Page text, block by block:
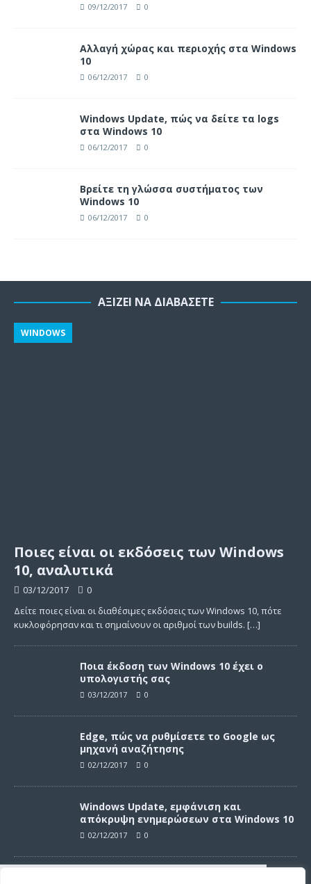
09/12/2017 0
Αλλαγή χώρας και περιοχής στα Windows
10
06/12/2017 0
Windows Update, πώς να δείτε τα logs
στα Windows 10
06/12/2017 0
Βρείτε τη γλώσσα συστήματος των
Windows 10
06/12/2017 0
ΑΞΊΖΕΙ ΝΑ ΔΙΑΒΆΣΕΤΕ
Ποιες είναι οι εκδόσεις των Windows
10, αναλυτικά
WINDOWS
03/12/2017
0
Δείτε ποιες είναι οι διαθέσιμες εκδόσεις των Windows 10, πότε
κυκλοφόρησαν και τι σημαίνουν οι αριθμοί των builds. […]
Ποια έκδοση των Windows 10 έχει ο
υπολογιστής σας
03/12/2017 0
Edge, πώς να ρυθμίσετε το Google ως
μηχανή αναζήτησης
02/12/2017 0
Windows Update, εμφάνιση και
απόκρυψη ενημερώσεων στα Windows 10
02/12/2017 0